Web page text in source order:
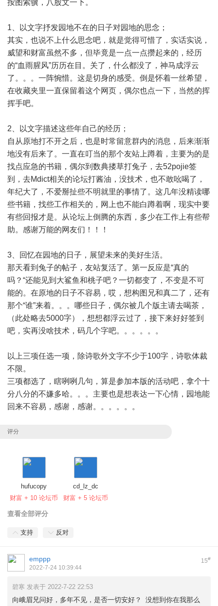
按图索骥，八股文一下。
1、以文字抒发园地不在的日子对园地的思念；
其实，也说不上什么思念吧，就是觉得可惜了，实话实说，
威望和财富虽然不多，但毕竟是一点一点攒起来的，经历
的“血雨腥风”历历在目。关了，什么都没了，神马成浮云
了。。。一阵惋惜。这是切身的感受。倒是怀着一丝希望，
在收藏夹里一直保留着这个网页，偶尔也点一下，当然的挥
挥手吧。
2、以文字描述这些年自己的经历；
自从原地打不开之后，也是时常留意群内的消息，后来渐渐
地没有后来了。一直在叮当的那个友站上蹲着，主要为的是
找点应急的书籍，偶尔到数典搂草打兔子，去52pojie签
到，去Mdict相关的论坛打酱油，没技术，也不敢吆喝了，
年纪大了，不爱掰扯些不明就里的事情了。这几年没精读哪
些书籍，找些工作相关的，网上也不能白蹲着啊，现实中要
有些回报才是。从论坛上倒腾的东西，多少在工作上有些帮
助。感谢万能的网友们！！！
3、回忆在园地的日子，展望未来的美好生活。
那天看到兔子的帖子，友站复活了。第一反应是“真的
吗？“还能见到大鲨鱼和桃子吧？一切都变了，不变是不可
能的。在原地的日子不容易，哎，想构图兄和真二了，还有
那个“谁”来着。。。哪些日子，偶尔被几个版主请去喝茶，
（此处略去5000字），想想都浮云过了，接下来好好签到
吧，实再没啥技术，码几个字吧。。。。。。
以上三项任选一项，除诗歌外文字不少于100字，诗歌体裁
不限。
三项都选了，瞎咧咧几句，算是参加本版的活动吧，拿个十
分八分的不嫌多哈。。。主要也是想表达一下心情，园地能
回来不容易，感谢，感谢。。。。。。
评分
hufucopy
财富 + 10 论坛币
cd_lz_dc
财富 + 5 论坛币
查看全部评分
支持 反对
15#
emppp
2022-7-24 10:39:44
碧寒 发表于 2022-7-22 22:53
向峨眉兄问好，多年不见，是否一切安好？ 没想到你在我那么